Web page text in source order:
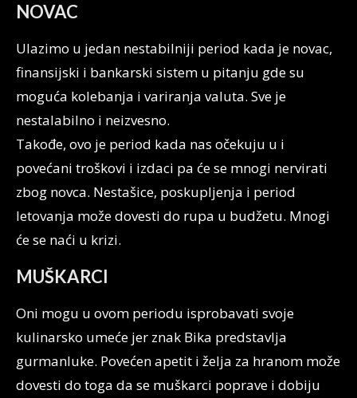
NOVAC
Ulazimo u jedan nestabilniji period kada je novac,
finansijski i bankarski sistem u pitanju gde su
moguća kolebanja i variranja valuta. Sve je
nestalabilno i neizvesno.
Takođe, ovo je period kada nas očekuju u i
povećani troškovi i izdaci pa će se mnogi nervirati
zbog novca. Nestašice, poskupljenja i period
letovanja može dovesti do rupa u budžetu. Mnogi
će se naći u krizi.
MUŠKARCI
Oni mogu u ovom periodu isprobavati svoje
kulinarsko umeće jer znak Bika predstavlja
gurmanluke. Povećen apetit i želja za hranom može
dovesti do toga da se muškarci poprave i dobiju